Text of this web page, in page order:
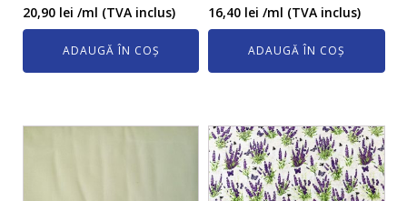
20,90 lei /ml (TVA inclus)
ADAUGĂ ÎN COȘ
16,40 lei /ml (TVA inclus)
ADAUGĂ ÎN COȘ